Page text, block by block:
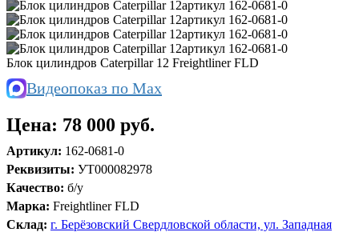
Блок цилиндров Caterpillar 12 Freightliner FLD
Видеопоказ по Max
Цена: 78 000 руб.
Артикул: 162-0681-0
Реквизиты: УТ000082978
Качество: б/у
Марка: Freightliner FLD
Склад: г. Берёзовский Свердловской области, ул. Западная